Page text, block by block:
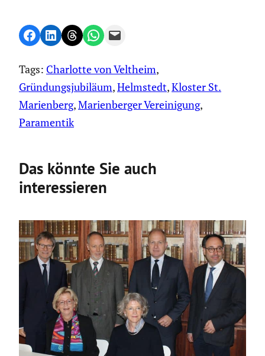
Share on Facebook
Share on LinkedIn
Share on Threads
Share on WhatsApp
Email this Page
Tags: Charlotte von Veltheim
Gründungsjubiläum, Helmstedt, Kloster St.
Marienberg, Marienberger Vereinigung
Paramentik
Das könnte Sie auch
interessieren